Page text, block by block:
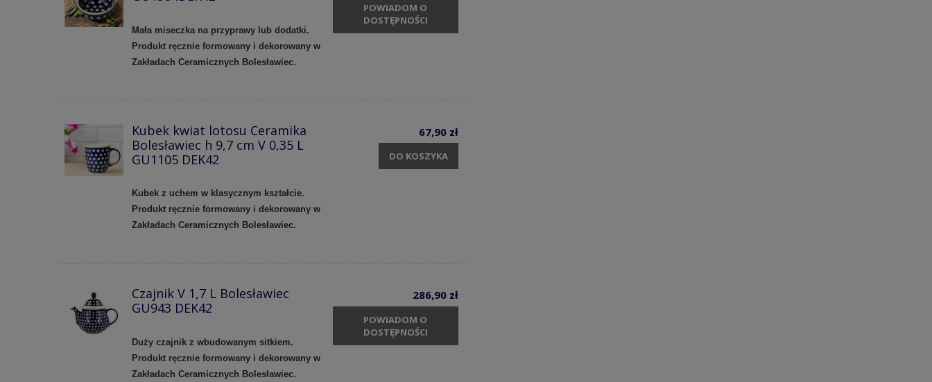
Mała miseczka na przyprawy lub dodatki.
Produkt ręcznie formowany i dekorowany w
Zakładach Ceramicznych Bolesławiec.
POWIADOM O
DOSTĘPNOŚCI
Kubek kwiat lotosu Ceramika
Bolesławiec h 9,7 cm V 0,35 L
GU1105 DEK42
Kubek z uchem w klasycznym kształcie.
Produkt ręcznie formowany i dekorowany w
Zakładach Ceramicznych Bolesławiec.
67,90 zł
DO KOSZYKA
Czajnik V 1,7 L Bolesławiec
GU943 DEK42
Duży czajnik z wbudowanym sitkiem.
Produkt ręcznie formowany i dekorowany w
Zakładach Ceramicznych Bolesławiec.
286,90 zł
POWIADOM O
DOSTĘPNOŚCI